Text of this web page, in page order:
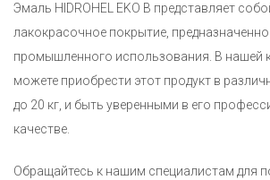
Эмаль HIDROHEL EKO B представляет
лакокрасочное покрытие,
промышленного использования. В нашей
можете приобрести этот продукт в
до 20 кг, и быть уверенными в его
качестве.
Обращайтесь к нашим специалистам для